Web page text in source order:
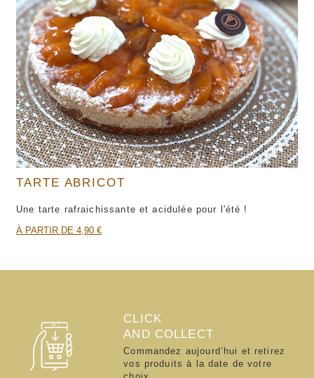
TARTE ABRICOT
Une tarte rafraichissante et acidulée pour l'été !
À PARTIR DE 4,90 €
CLICK
AND COLLECT
Commandez aujourd’hui et retirez
vos produits à la date de votre